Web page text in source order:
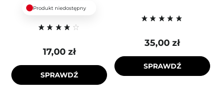
Produkt niedostępny
17,00 zł
SPRAWDŹ
35,00 zł
SPRAWDŹ